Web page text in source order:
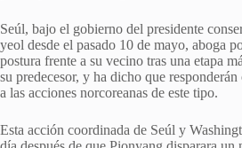
Seúl, bajo el gobierno del presidente
yeol desde el pasado 10 de mayo, aboga
postura frente a su vecino tras una etapa
su predecesor, y ha dicho que responderán
a las acciones norcoreanas de este tipo.
Esta acción coordinada de Seúl y